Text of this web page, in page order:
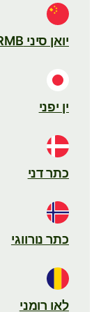
יואן סיני RMB
ין יפני
כתר דני
כתר נורווגי
לאו רומני